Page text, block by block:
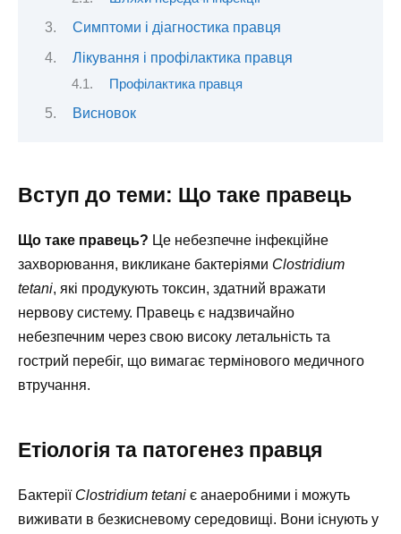
Симптоми і діагностика правця
Лікування і профілактика правця
Профілактика правця
Висновок
Вступ до теми: Що таке правець
Що таке правець? Це небезпечне інфекційне
захворювання, викликане бактеріями Clostridium
tetani, які продукують токсин, здатний вражати
нервову систему. Правець є надзвичайно
небезпечним через свою високу летальність та
гострий перебіг, що вимагає термінового медичного
втручання.
Етіологія та патогенез правця
Бактерії Clostridium tetani є анаеробними і можуть
виживати в безкисневому середовищі. Вони існують у